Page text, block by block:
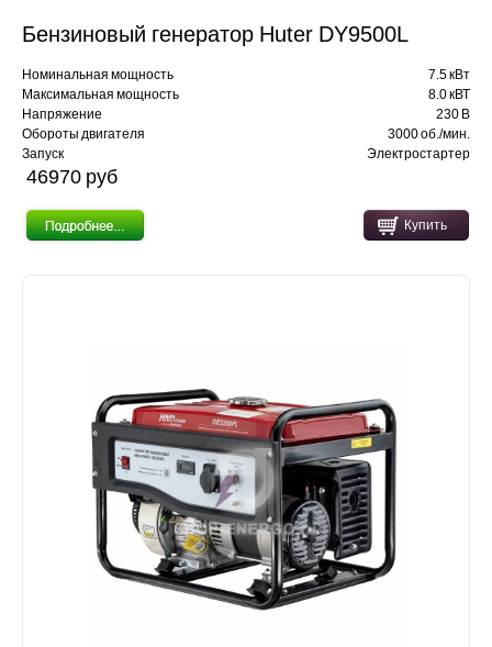
Бензиновый генератор Huter DY9500L
Номинальная мощность
7.5 кВт
Максимальная мощность
8.0 кВТ
Напряжение
230 В
Обороты двигателя
3000 об./мин.
Запуск
Электростартер
46970 pуб
Купить